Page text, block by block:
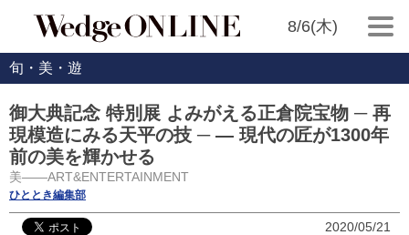
8/6(木)
旬・美・遊
御大典記念 特別展 よみがえる正倉院宝物 ─ 再
現模造にみる天平の技 ─ ― 現代の匠が1300年
前の美を輝かせる
美――ART&ENTERTAINMENT
ひととき編集部
2020/05/21